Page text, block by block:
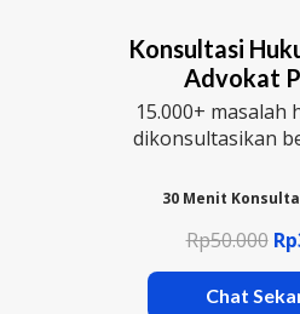
Konsultasi
Advokat
15.000+ masalah
dikonsultasikan
30 Menit
Rp50.000
Chat